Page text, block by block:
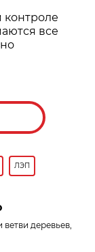
контроле
все
ЛЭП
деревьев,